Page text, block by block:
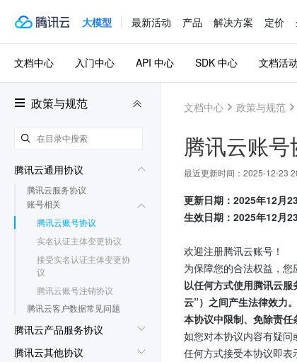
大模型 最新活动 产品 解决方案 定价
政策与规范
腾讯云通用协议
腾讯云服务协议
账号相关
腾讯云账号协议
实名认证主体变更协议
接受实名认证主体变更协
议
腾讯云账号注销协议
腾讯云客户数据常见问题
腾讯云产品服务协议
腾讯云其他协议
文档中心 入门中心 API 中心 SDK 中心 文档活动
文档中心 政策与规范
腾讯云账号
最近更新时间： 2025-12-23
更新日期：2025年12月
生效日期：2025年12月
欢迎注册腾讯云账号！
为保障您的合法权益，您
以任何方式使用腾讯云
云”）之间产生法律效力。
本协议中限制、免除责任
如您对本协议内容有疑
任何方式接受本协议即表